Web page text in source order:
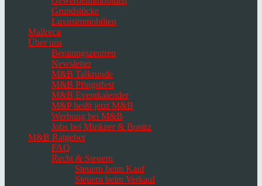
Grundstücke
Luxusimmobilien
Mallorca
Über uns
Beratungszentren
Newsletter
M&B Talkrunde
M&B Pfingstfest
M&B Eventkalender
M&P heißt jetzt M&B
Werbung bei M&B
Jobs bei Minkner & Bonitz
M&B Ratgeber
FAQ
Recht & Steuern
Steuern beim Kauf
Steuern beim Verkauf